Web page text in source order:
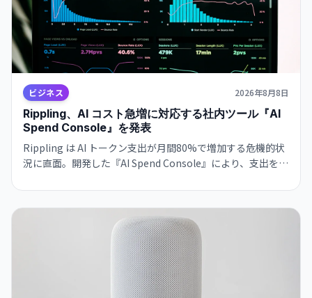
ビジネス 2026年8月8日
Rippling、AI コスト急増に対応する社内ツール『AI
Spend Console』を発表
Rippling は AI トークン支出が月間80%で増加する危機的状
況に直面。開発した『AI Spend Console』により、支出を給
クンで維持した。